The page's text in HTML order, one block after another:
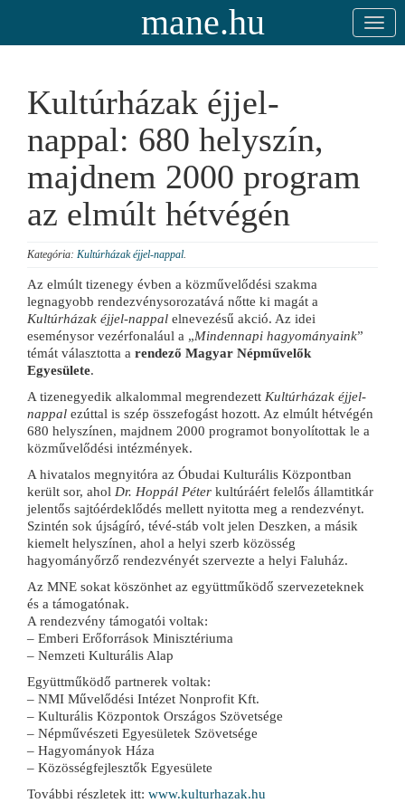
mane.hu
Kultúrházak éjjel-
nappal: 680 helyszín,
majdnem 2000 program
az elmúlt hétvégén
Kategória: Kultúrházak éjjel-nappal.
Az elmúlt tizenegy évben a közművelődési szakma
legnagyobb rendezvénysorozatává nőtte ki magát a
Kultúrházak éjjel-nappal elnevezésű akció. Az idei
eseménysor vezérfonalául a „Mindennapi hagyományaink”
témát választotta a rendező Magyar Népművelők
Egyesülete.
A tizenegyedik alkalommal megrendezett Kultúrházak éjjel-
nappal ezúttal is szép összefogást hozott. Az elmúlt hétvégén
680 helyszínen, majdnem 2000 programot bonyolítottak le a
közművelődési intézmények.
A hivatalos megnyitóra az Óbudai Kulturális Központban
került sor, ahol Dr. Hoppál Péter kultúráért felelős államtitkár
jelentős sajtóérdeklődés mellett nyitotta meg a rendezvényt.
Szintén sok újságíró, tévé-stáb volt jelen Deszken, a másik
kiemelt helyszínen, ahol a helyi szerb közösség
hagyományőrző rendezvényét szervezte a helyi Faluház.
Az MNE sokat köszönhet az együttműködő szervezeteknek
és a támogatónak.
A rendezvény támogatói voltak:
– Emberi Erőforrások Minisztériuma
– Nemzeti Kulturális Alap
Együttműködő partnerek voltak:
– NMI Művelődési Intézet Nonprofit Kft.
– Kulturális Központok Országos Szövetsége
– Népművészeti Egyesületek Szövetsége
– Hagyományok Háza
– Közösségfejlesztők Egyesülete
További részletek itt: www.kulturhazak.hu